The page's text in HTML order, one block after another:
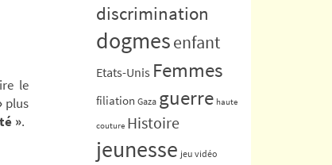
le
plus
».
discrimination
dogmesenfant
Etats-Unis Femmes
filiation Gaza guerre haute
couture Histoire
jeunesse jeu vidéo